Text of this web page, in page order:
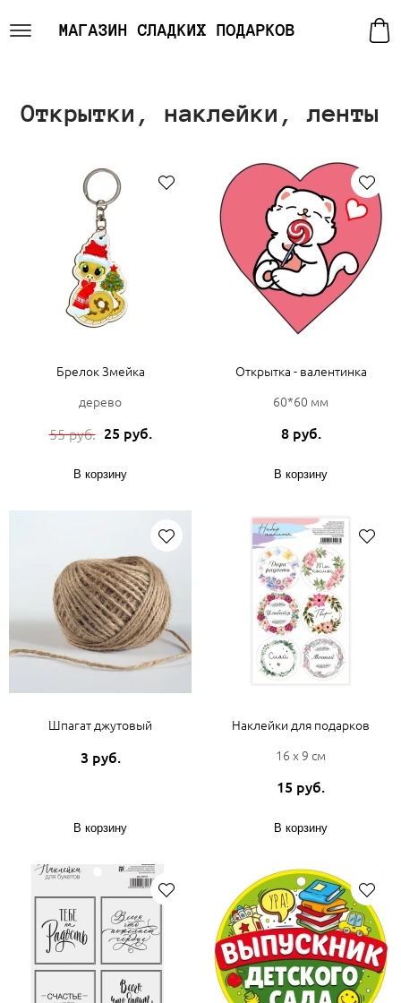
МАГАЗИН СЛАДКИХ ПОДАРКОВ
Открытки, наклейки, ленты
Брелок Змейка
дерево
55 руб. 25 руб.
В корзину
Открытка - валентинка
60*60 мм
8 руб.
В корзину
Шпагат джутовый
3 руб.
В корзину
Наклейки для подарков
16 х 9 см
15 руб.
В корзину